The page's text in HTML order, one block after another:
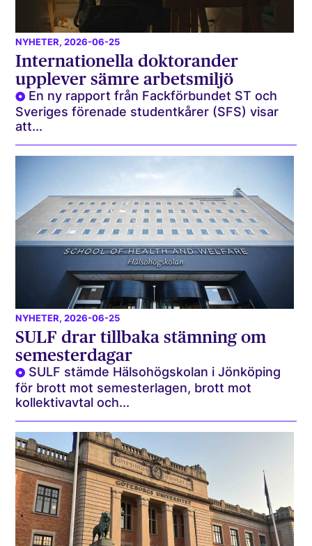
NYHETER, 2026-06-25
Internationella doktorander
upplever sämre arbetsmiljö
En ny rapport från Fackförbundet ST och
Sveriges förenade studentkårer (SFS) visar
att...
NYHETER, 2026-06-25
SULF drar tillbaka stämning om
semesterdagar
SULF stämde Hälsohögskolan i Jönköping
för brott mot semesterlagen, brott mot
kollektivavtal och...